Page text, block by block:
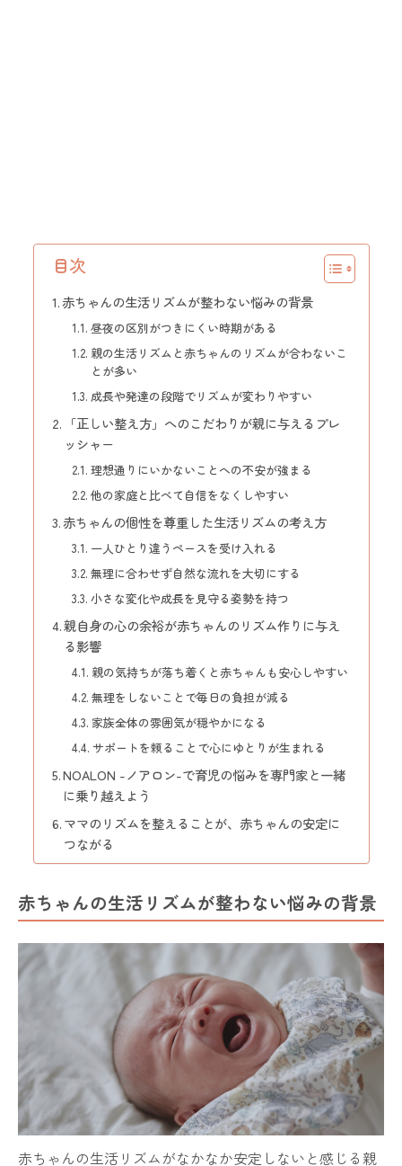
目次
赤ちゃんの生活リズムが整わない悩みの背景
昼夜の区別がつきにくい時期がある
親の生活リズムと赤ちゃんのリズムが合わないこ
とが多い
成長や発達の段階でリズムが変わりやすい
「正しい整え方」へのこだわりが親に与えるプレ
ッシャー
理想通りにいかないことへの不安が強まる
他の家庭と比べて自信をなくしやすい
赤ちゃんの個性を尊重した生活リズムの考え方
一人ひとり違うペースを受け入れる
無理に合わせず自然な流れを大切にする
小さな変化や成長を見守る姿勢を持つ
親自身の心の余裕が赤ちゃんのリズム作りに与え
る影響
親の気持ちが落ち着くと赤ちゃんも安心しやすい
無理をしないことで毎日の負担が減る
家族全体の雰囲気が穏やかになる
サポートを頼ることで心にゆとりが生まれる
NOALON -ノアロン-で育児の悩みを専門家と一緒
に乗り越えよう
ママのリズムを整えることが、赤ちゃんの安定に
つながる
赤ちゃんの生活リズムが整わない悩みの背景
赤ちゃんの生活リズムがなかなか安定しないと感じる親